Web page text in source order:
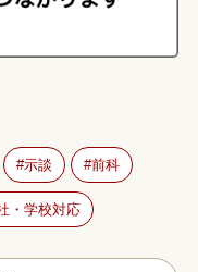
示談 前科
・学校対応